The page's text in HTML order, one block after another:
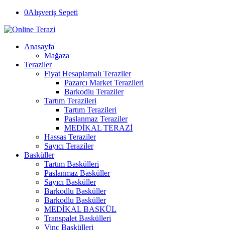
0Alışveriş Sepeti
Anasayfa
Mağaza
Teraziler
Fiyat Hesaplamalı Teraziler
Pazarcı Market Terazileri
Barkodlu Teraziler
Tartım Terazileri
Tartım Terazileri
Paslanmaz Teraziler
MEDİKAL TERAZİ
Hassas Teraziler
Sayıcı Teraziler
Basküller
Tartım Baskülleri
Paslanmaz Basküller
Sayıcı Basküller
Barkodlu Basküller
Barkodlu Basküller
MEDİKAL BASKÜL
Transpalet Baskülleri
Vinç Baskülleri